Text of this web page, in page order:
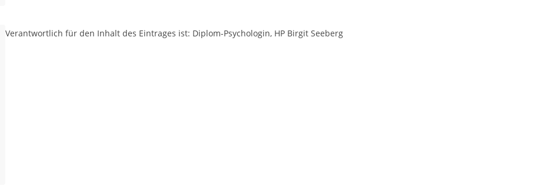
Verantwortlich für den Inhalt des Eintrages ist: Diplom-Psychologin, HP Birgit Seeberg